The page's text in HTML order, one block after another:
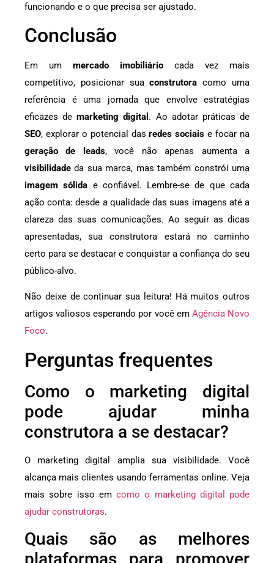
funcionando e o que precisa ser ajustado.
Conclusão
Em um mercado imobiliário cada vez mais
competitivo, posicionar suaconstrutora como uma
referência é uma jornada que envolve estratégias
eficazes demarketing digital . Ao adotar práticas de
SEO, explorar o potencial dasredes sociais e focar na
geração de leads, você não apenas aumenta a
visibilidade da sua marca, mas também constrói uma
imagem sólida e confiável. Lembre-se de que cada
ação conta: desde a qualidade das suas imagens até a
clareza das suas comunicações. Ao seguir as dicas
apresentadas, sua construtora estará no caminho
certo para se destacar e conquistar a confiança do seu
público-alvo.
Não deixe de continuar sua leitura! Há muitos outros
artigos valiosos esperando por você em Agência Novo
Foco.
Perguntas frequentes
Como o marketing digital
pode ajudar minha
construtora a se destacar?
O marketing digital amplia sua visibilidade. Você
alcança mais clientes usando ferramentas online. Veja
mais sobre isso em como o marketing digital pode
ajudar construtoras.
Quais são as melhores